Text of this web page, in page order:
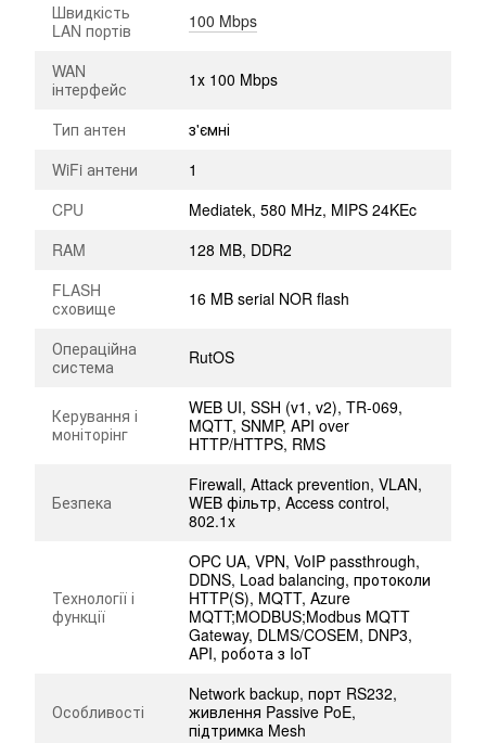
Швидкість
LAN портів
100 Mbps
WAN
інтерфейс
1х 100 Mbps
Тип антен
з'ємні
WiFi антени
1
CPU
Mediatek, 580 MHz, MIPS 24KEc
RAM
128 MB, DDR2
FLASH
сховище
16 MB serial NOR flash
Операційна
система
RutOS
Керування і
моніторінг
WEB UI, SSH (v1, v2), TR-069,
MQTT, SNMP, API over
HTTP/HTTPS, RMS
Безпека
Firewall, Attack prevention, VLAN,
WEB фільтр, Access control,
802.1x
Технології і
функції
OPC UA, VPN, VoIP passthrough,
DDNS, Load balancing, протоколи
HTTP(S), MQTT, Azure
MQTT;MODBUS;Modbus MQTT
Gateway, DLMS/COSEM, DNP3,
API, робота з IoT
Особливості
Network backup, порт RS232,
живлення Passive PoE,
підтримка Mesh